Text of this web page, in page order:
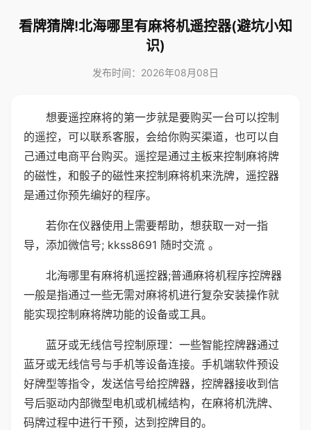
看牌猜牌!北海哪里有麻将机遥控器(避坑小知
识)
发布时间：2026年08月08日
想要遥控麻将的第一步就是要购买一台可以控制
的遥控，可以联系客服，会给你购买渠道，也可以自
己通过电商平台购买。遥控是通过主板来控制麻将牌
的磁性，和骰子的磁性来控制麻将机来洗牌，遥控器
是通过你预先编好的程序。
若你在仪器使用上需要帮助，想获取一对一指
导，添加微信号; kkss8691 随时交流 。
北海哪里有麻将机遥控器;普通麻将机程序控牌器
一般是指通过一些无需对麻将机进行复杂安装操作就
能实现控制麻将牌功能的设备或工具。
蓝牙或无线信号控制原理：一些智能控牌器通过
蓝牙或无线信号与手机等设备连接。手机端软件预设
好牌型等指令，发送信号给控牌器，控牌器接收到信
号后驱动内部微型电机或机械结构，在麻将机洗牌、
码牌过程中进行干预，达到控牌目的。